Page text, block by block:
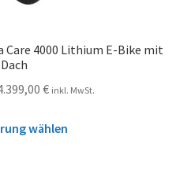
Care 4000 Lithium E-Bike mit
Dach
€ inkl. MwSt.
wählen